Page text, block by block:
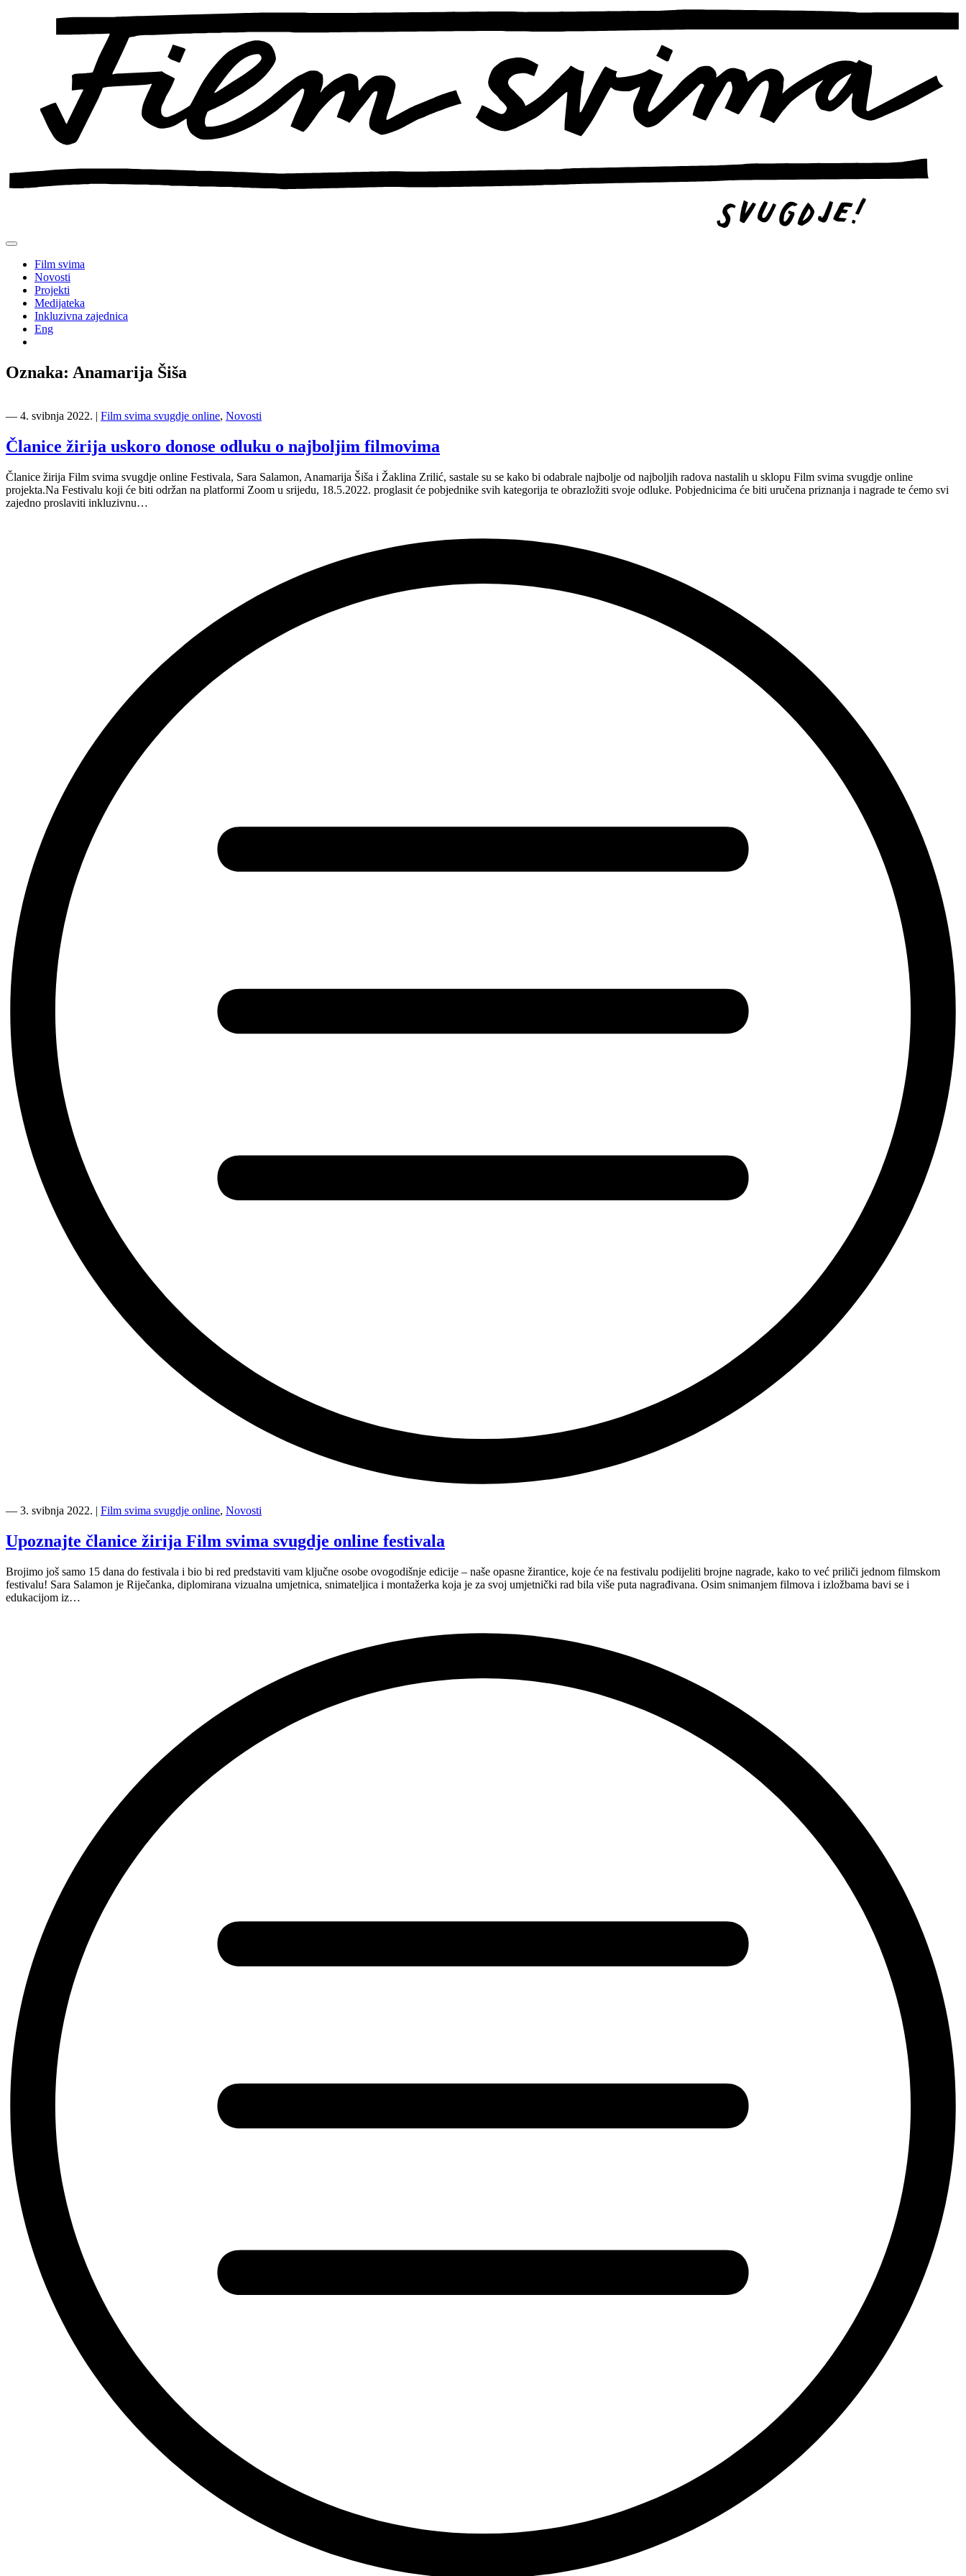
Film svima
Novosti
Projekti
Medijateka
Inkluzivna zajednica
Eng
Oznaka: Anamarija Šiša
― 4. svibnja 2022. | Film svima svugdje online, Novosti
Članice žirija uskoro donose odluku o najboljim filmovima
Članice žirija Film svima svugdje online Festivala, Sara Salamon, Anamarija Šiša i Žaklina Zrilić, sastale su se kako bi odabrale najbolje od najboljih radova nastalih u sklopu Film svima svugdje online
projekta.Na Festivalu koji će biti održan na platformi Zoom u srijedu, 18.5.2022. proglasit će pobjednike svih kategorija te obrazložiti svoje odluke. Pobjednicima će biti uručena priznanja i nagrade te ćemo svi
zajedno proslaviti inkluzivnu…
žirija
donose
odluku
najboljim
filmovima”
― 3. svibnja 2022. | Film svima svugdje online, Novosti
Upoznajte članice žirija Film svima svugdje online festivala
Brojimo još samo 15 dana do festivala i bio bi red predstaviti vam ključne osobe ovogodišnje edicije – naše opasne žirantice, koje će na festivalu podijeliti brojne nagrade, kako to već priliči jednom filmskom
festivalu! Sara Salamon je Riječanka, diplomirana vizualna umjetnica, snimateljica i montažerka koja je za svoj umjetnički rad bila više puta nagrađivana. Osim snimanjem filmova i izložbama bavi se i
edukacijom iz…